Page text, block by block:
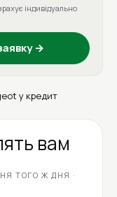
індивідуально
→
у кредит
вам
ТОГО Ж ДНЯ ·